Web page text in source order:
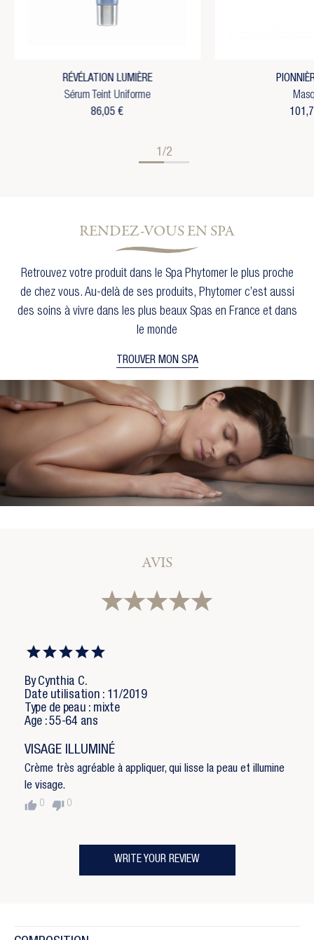
Ajouter à ma liste d'envies
add_circle_outline Créer une nouvelle liste
Nom de la liste d'envies
Annuler Créer une liste d'envies
Vous devez être connecté pour ajouter des produits
à votre liste d'envies.
Annuler Connexion
RÉVÉLATION LUMIÈRE
Sérum Teint Uniforme
86,05 €
1/2
RENDEZ-VOUS EN SPA
Retrouvez votre produit dans le Spa Phytomer le plus proche
de chez vous. Au-delà de ses produits, Phytomer c’est aussi
des soins à vivre dans les plus beaux Spas en France et dans
le monde
TROUVER MON SPA
AVIS
By Cynthia C.
Date utilisation : 11/2019
Type de peau : mixte
Age : 55-64 ans
VISAGE ILLUMINÉ
Crème très agréable à appliquer, qui lisse la peau et illumine
le visage.
thumb_up 0 thumb_down 0
WRITE YOUR REVIEW